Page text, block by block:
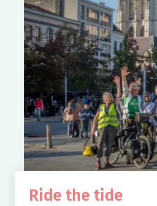
Ride the tide